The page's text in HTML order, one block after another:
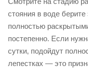
стояния в воде
полностью
постепенно. Если
сутки, подойдут
лепестках — это